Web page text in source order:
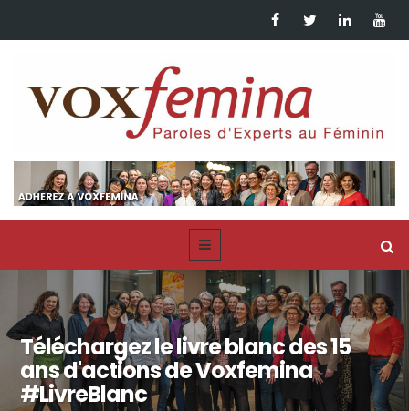
Téléchargez le livre blanc des 15
ans d'actions de Voxfemina
#LivreBlanc